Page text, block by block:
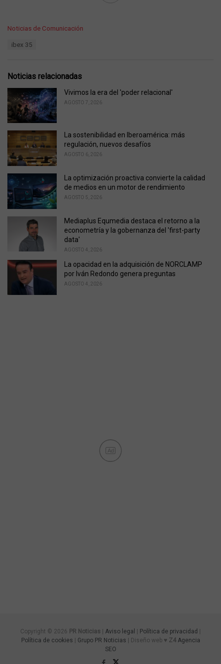
C
o
r
i
e
s
:
Noticias de Comunicación
:
ibex 35
Noticias relacionadas
Vivimos la era del 'poder relacional'
AGOSTO 7, 2026
La sostenibilidad en Iberoamérica: más
regulación, nuevos desafíos
AGOSTO 6, 2026
La optimización proactiva convierte la calidad
de medios en un motor de rendimiento
AGOSTO 5, 2026
Mediaplus Equmedia destaca el retorno a la
econometría y la gobernanza del 'first-party
data'
AGOSTO 4, 2026
La opacidad en la adquisición de NORCLAMP
por Iván Redondo genera preguntas
AGOSTO 4, 2026
Ad
Copyright © 2026 PR Noticias Aviso legal Política de privacidad
Política de cookies
Grupo PR Noticias | Diseño web ♥ Z4 Agencia
SEO